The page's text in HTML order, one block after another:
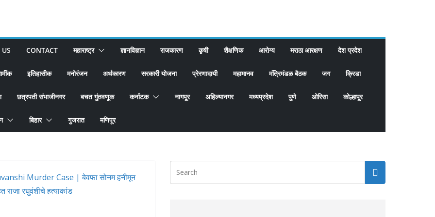
CONTACT महाराष्ट्र ज्ञानविज्ञान राजकारण कृषी शैक्षणिक आरोग्य मराठा आरक्षण देश प्रदेश
इतिहासीक मनोरंजन अर्थकारण सरकारी योजना प्रेरणादायी महामानव मंत्रिमंडळ बैठक जग क्रिडा
छत्रपती संभाजीनगर बचत गुंतवणूक कर्नाटक नागपूर अहिल्यानगर मध्यप्रदेश पुणे ओरिसा कोल्हापूर
बिहार गुजरात मणिपूर